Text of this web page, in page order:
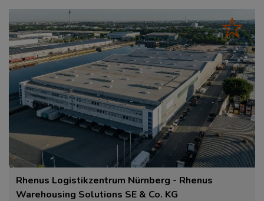
Rhenus Logistikzentrum Nürnberg - Rhenus
Warehousing Solutions SE & Co. KG